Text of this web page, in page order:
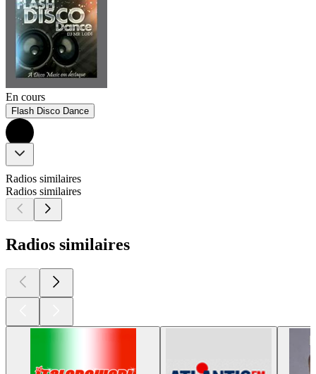
En cours
Flash Disco Dance
Radios similaires
Radios similaires
Radios similaires